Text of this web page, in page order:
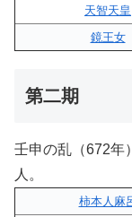
天智天皇
鏡王女
第二期
壬申の乱（672年
人。
柿本人麻